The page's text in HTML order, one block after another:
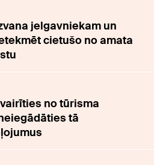
jelgavniekam un
cietušo no amata
no tūrisma
tā